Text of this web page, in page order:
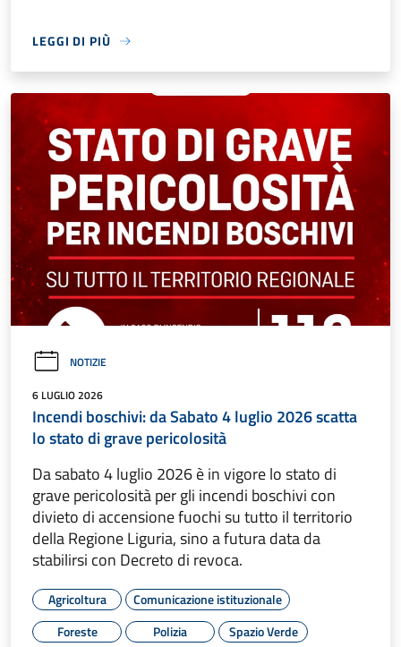
LEGGI DI PIÙ
NOTIZIE
6 LUGLIO 2026
Incendi boschivi: da Sabato 4 luglio 2026 scatta
lo stato di grave pericolosità
Da sabato 4 luglio 2026 è in vigore lo stato di
grave pericolosità per gli incendi boschivi con
divieto di accensione fuochi su tutto il territorio
della Regione Liguria, sino a futura data da
stabilirsi con Decreto di revoca.
Agricoltura
Comunicazione istituzionale
Foreste
Polizia
Spazio Verde